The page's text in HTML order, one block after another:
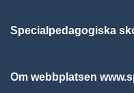
Specialpedagogiska
Om webbplatsen